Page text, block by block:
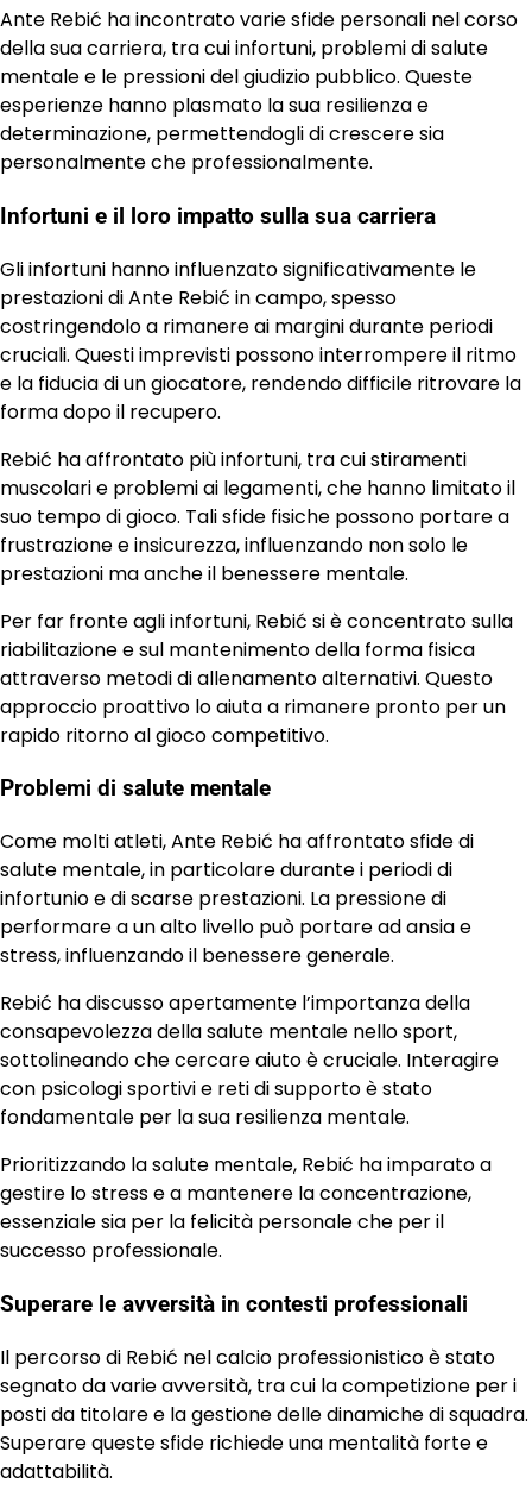
Ante Rebić ha incontrato varie sfide personali nel corso
della sua carriera, tra cui infortuni, problemi di salute
mentale e le pressioni del giudizio pubblico. Queste
esperienze hanno plasmato la sua resilienza e
determinazione, permettendogli di crescere sia
personalmente che professionalmente.
Infortuni e il loro impatto sulla sua carriera
Gli infortuni hanno influenzato significativamente le
prestazioni di Ante Rebić in campo, spesso
costringendolo a rimanere ai margini durante periodi
cruciali. Questi imprevisti possono interrompere il ritmo
e la fiducia di un giocatore, rendendo difficile ritrovare la
forma dopo il recupero.
Rebić ha affrontato più infortuni, tra cui stiramenti
muscolari e problemi ai legamenti, che hanno limitato il
suo tempo di gioco. Tali sfide fisiche possono portare a
frustrazione e insicurezza, influenzando non solo le
prestazioni ma anche il benessere mentale.
Per far fronte agli infortuni, Rebić si è concentrato sulla
riabilitazione e sul mantenimento della forma fisica
attraverso metodi di allenamento alternativi. Questo
approccio proattivo lo aiuta a rimanere pronto per un
rapido ritorno al gioco competitivo.
Problemi di salute mentale
Come molti atleti, Ante Rebić ha affrontato sfide di
salute mentale, in particolare durante i periodi di
infortunio e di scarse prestazioni. La pressione di
performare a un alto livello può portare ad ansia e
stress, influenzando il benessere generale.
Rebić ha discusso apertamente l’importanza della
consapevolezza della salute mentale nello sport,
sottolineando che cercare aiuto è cruciale. Interagire
con psicologi sportivi e reti di supporto è stato
fondamentale per la sua resilienza mentale.
Prioritizzando la salute mentale, Rebić ha imparato a
gestire lo stress e a mantenere la concentrazione,
essenziale sia per la felicità personale che per il
successo professionale.
Superare le avversità in contesti professionali
Il percorso di Rebić nel calcio professionistico è stato
segnato da varie avversità, tra cui la competizione per i
posti da titolare e la gestione delle dinamiche di squadra.
Superare queste sfide richiede una mentalità forte e
adattabilità.